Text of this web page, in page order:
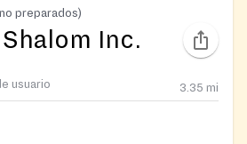
preparados)
Inc.
usuario
3.35 mi